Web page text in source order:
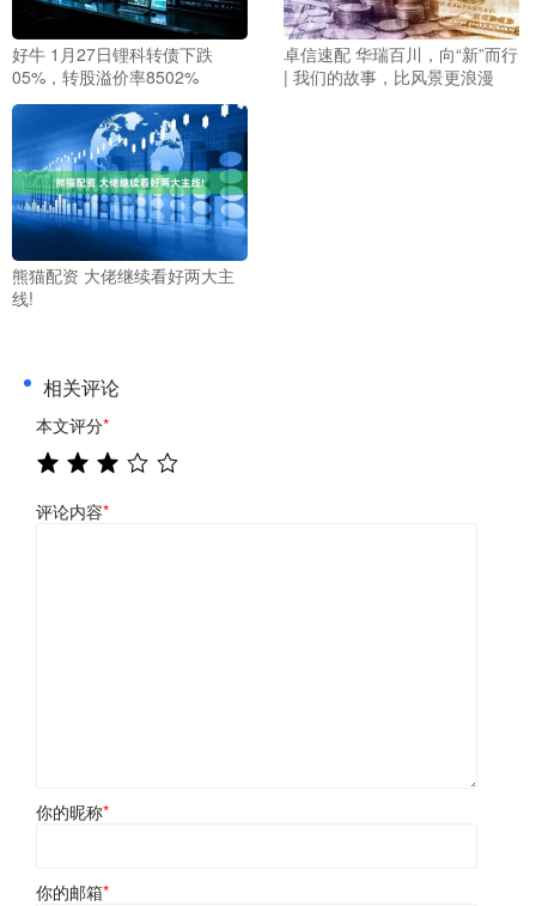
好牛 1月27日锂科转债下跌
05%，转股溢价率8502%
卓信速配 华瑞百川，向“新”而行
| 我们的故事，比风景更浪漫
熊猫配资 大佬继续看好两大主
线!
相关评论
本文评分*
评论内容*
你的昵称*
你的邮箱*